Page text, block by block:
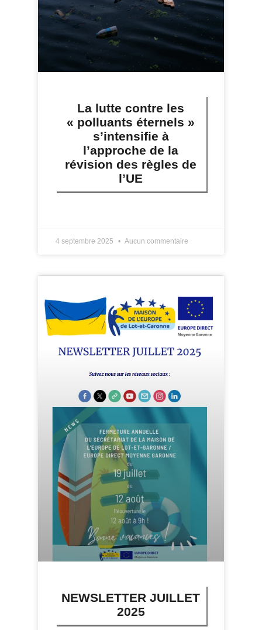
La lutte contre les
« polluants éternels »
s’intensifie à
l’approche de la
révision des règles de
l’UE
4 septembre 2025 Aucun commentaire
NEWSLETTER JUILLET
2025